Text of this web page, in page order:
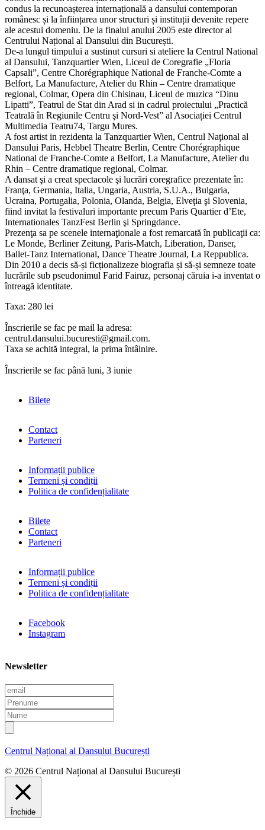
condus la recunoașterea internațională a dansului contemporan
românesc și la înființarea unor structuri și instituții devenite repere
ale acestui domeniu. De la finalul anului 2005 este director al
Centrului Național al Dansului din București.
De-a lungul timpului a sustinut cursuri si ateliere la Centrul National
al Dansului, Tanzquartier Wien, Liceul de Coregrafie „Floria
Capsali”, Centre Chorégraphique National de Franche-Comte a
Belfort, La Manufacture, Atelier du Rhin – Centre dramatique
regional, Colmar, Opera din Chisinau, Liceul de muzica “Dinu
Lipatti”, Teatrul de Stat din Arad si in cadrul proiectului „Practică
Teatrală în Regiunile Centru şi Nord-Vest” al Asociației Centrul
Multimedia Teatru74, Targu Mures.
A fost artist in rezidenta la Tanzquartier Wien, Centrul Naţional al
Dansului Paris, Hebbel Theatre Berlin, Centre Chorégraphique
National de Franche-Comte a Belfort, La Manufacture, Atelier du
Rhin – Centre dramatique regional, Colmar.
A dansat şi a creat spectacole şi lucrări coregrafice prezentate în:
Franţa, Germania, Italia, Ungaria, Austria, S.U.A., Bulgaria,
Ucraina, Portugalia, Polonia, Olanda, Belgia, Elveţia şi Slovenia,
fiind invitat la festivaluri importante precum Paris Quartier d’Ete,
Internationales TanzFest Berlin şi Springdance.
Prezenţa sa pe scenele internaţionale a fost remarcată în publicaţii ca:
Le Monde, Berliner Zeitung, Paris-Match, Liberation, Danser,
Ballet-Tanz International, Dance Theatre Journal, La Reppublica.
Din 2010 a decis să-și ficționalizeze biografia și să-și semneze toate
lucrările sub pseudonimul Farid Fairuz, personaj căruia i-a inventat o
întreagă identitate.
Taxa: 280 lei
Înscrierile se fac pe mail la adresa:
centrul.dansului.bucuresti@gmail.com.
Taxa se achită integral, la prima întâlnire.
Înscrierile se fac până luni, 3 iunie
Bilete
Contact
Parteneri
Informații publice
Termeni și condiții
Politica de confidențialitate
Bilete
Contact
Parteneri
Informații publice
Termeni și condiții
Politica de confidențialitate
Facebook
Instagram
Newsletter
E
m
a
i
l
P
r
e
n
m
N
u
m
e
Centrul Național al Dansului București
© 2026 Centrul Național al Dansului București
Închide